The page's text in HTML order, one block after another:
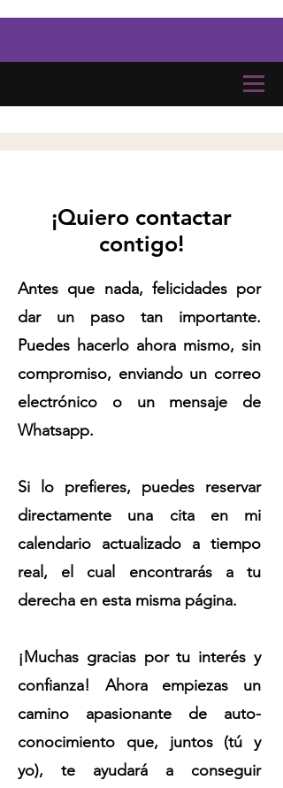
¡Quiero contactar
contigo!
Antes que nada, felicidades por
dar un paso tan importante.
Puedes hacerlo ahora mismo, sin
compromiso, enviando un correo
electrónico o un mensaje de
Whatsapp.
Si lo prefieres, puedes reservar
directamente una cita en mi
calendario actualizado a tiempo
real, el cual encontrarás a tu
derecha en esta misma página.
¡Muchas gracias por tu interés y
confianza! Ahora empiezas un
camino apasionante de auto-
conocimiento que, juntos (tú y
yo), te ayudará a conseguir